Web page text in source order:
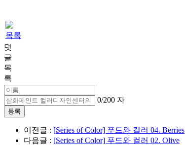
목록
덧
글
목
록
0/200 자
이전글 : [Series of Color] 푸드와 컬러 04. Berries
다음글 : [Series of Color] 푸드와 컬러 02. Olive